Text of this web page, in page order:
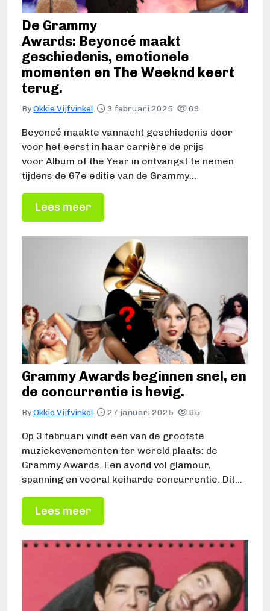
De Grammy
Awards: Beyoncé maakt
geschiedenis, emotionele
momenten en The Weeknd keert
terug.
ByOkkie Vijfvinkel 3 februari 2025 69
Beyoncé maakte vannacht geschiedenis door
voor het eerst in haar carrière de prijs
voor Album of the Year in ontvangst te nemen
tijdens de 67e editie van de Grammy…
Lees meer
Grammy Awards beginnen snel, en
de concurrentie is hevig.
ByOkkie Vijfvinkel 27 januari 2025 65
Op 3 februari vindt een van de grootste
muziekevenementen ter wereld plaats: de
Grammy Awards. Een avond vol glamour,
spanning en vooral keiharde concurrentie. Dit…
Lees meer